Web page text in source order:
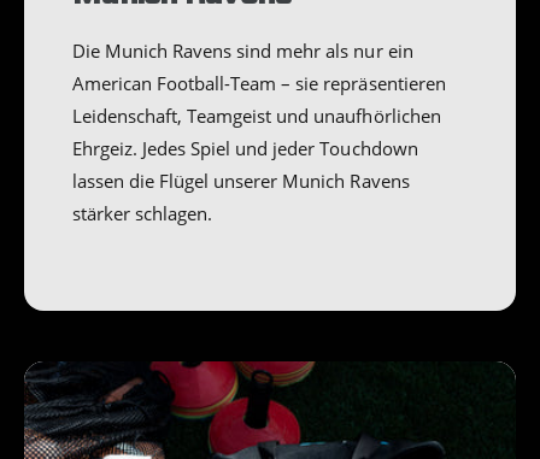
Die Munich Ravens sind mehr als nur ein
American Football-Team – sie repräsentieren
Leidenschaft, Teamgeist und unaufhörlichen
Ehrgeiz. Jedes Spiel und jeder Touchdown
lassen die Flügel unserer Munich Ravens
stärker schlagen.